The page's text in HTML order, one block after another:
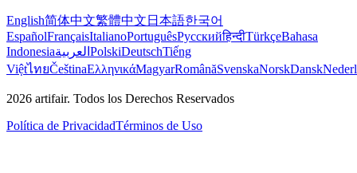
English简体中文繁體中文 日本語한국어
EspañolFrançaisItalianoPortuguêsРусскийहिन्दीTürkçeBahasa
Indonesiaالعربية PolskiDeutschTiếng
ViệtไทยČeštinaΕλληνικάMagyarRomânăSvenskaNorskDansk
2026 artifair. Todos los Derechos Reservados
Política de PrivacidadTérminos de Uso